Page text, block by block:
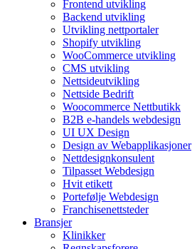
Frontend utvikling
Backend utvikling
Utvikling nettportaler
Shopify utvikling
WooCommerce utvikling
CMS utvikling
Nettsideutvikling
Nettside Bedrift
Woocommerce Nettbutikk
B2B e-handels webdesign
UI UX Design
Design av Webapplikasjoner
Nettdesignkonsulent
Tilpasset Webdesign
Hvit etikett
Portefølje Webdesign
Franchisenettsteder
Bransjer
Klinikker